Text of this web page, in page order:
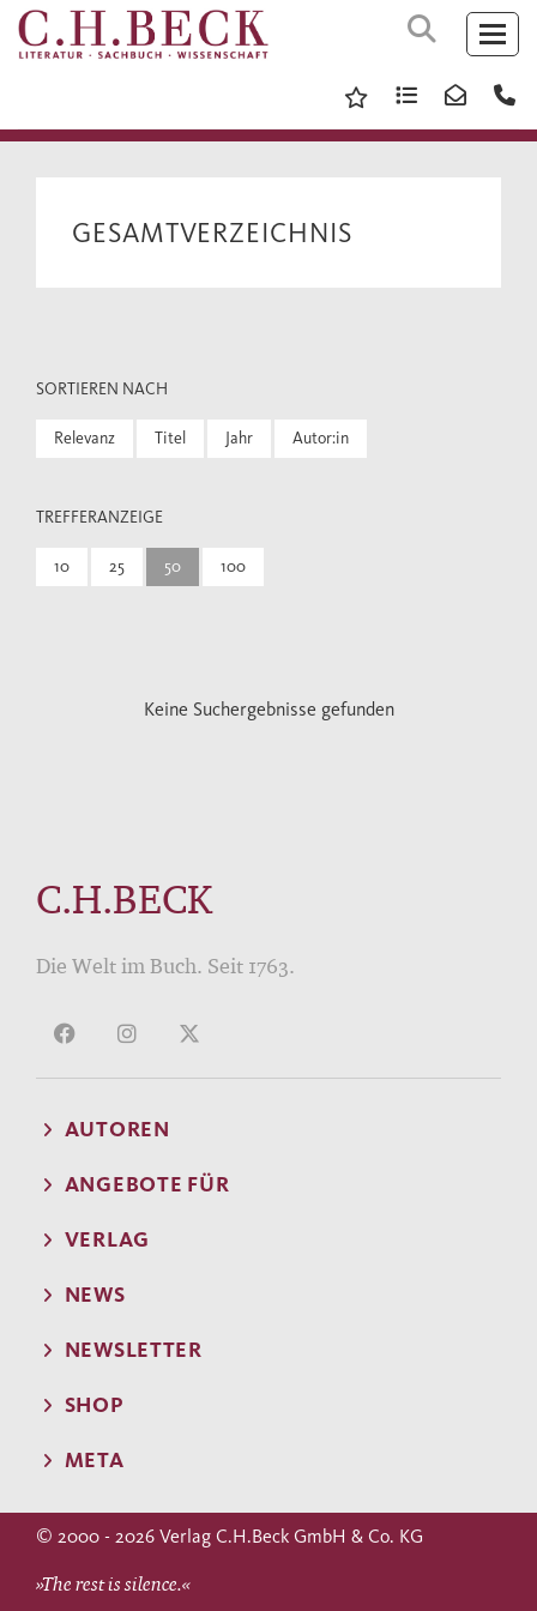
GESAMTVERZEICHNIS
SORTIEREN NACH
Relevanz Titel Jahr Autor:in
TREFFERANZEIGE
10 25 50 100
Keine Suchergebnisse gefunden
C.H.BECK
Die Welt im Buch. Seit 1763.
AUTOREN
ANGEBOTE FÜR
VERLAG
NEWS
NEWSLETTER
SHOP
META
© 2000 - 2026 Verlag C.H.Beck GmbH & Co. KG
»The rest is silence.«